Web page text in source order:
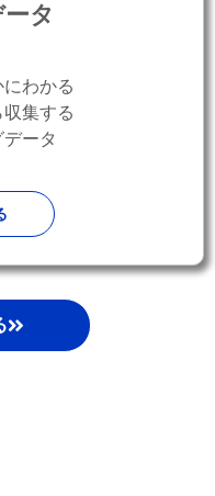
タ
にわかる
集する
ータ